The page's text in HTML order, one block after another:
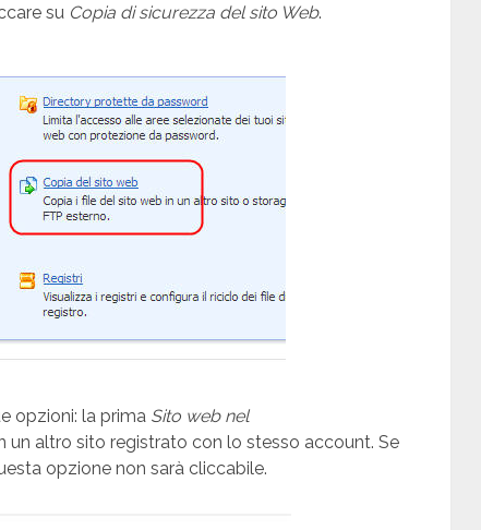
su Copia di sicurezza del sito Web.
opzioni: la prima Sito web nel
un altro sito registrato con lo stesso account. Se
opzione non sarà cliccabile.